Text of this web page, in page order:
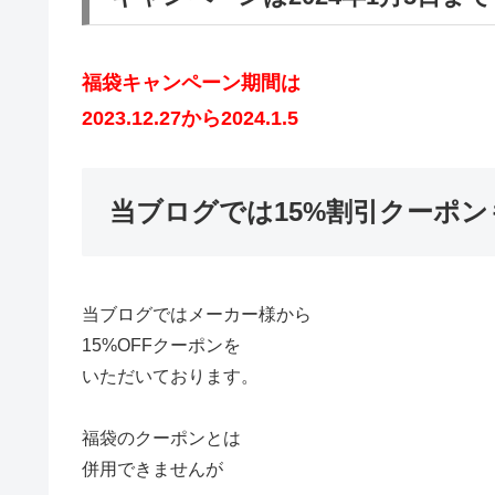
福袋キャンペーン期間は
2023.12.27から2024.1.5
当ブログでは15%割引クーポ
当ブログではメーカー様から
15%OFFクーポンを
いただいております。
福袋のクーポンとは
併用できませんが